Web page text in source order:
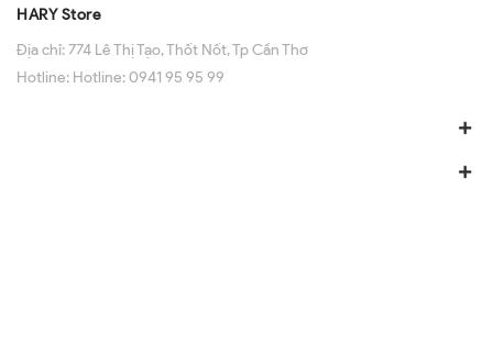
HARY Store
Địa chỉ:774 Lê Thị Tạo, Thốt Nốt, Tp Cần Thơ
Hotline: Hotline: 0941 95 95 99